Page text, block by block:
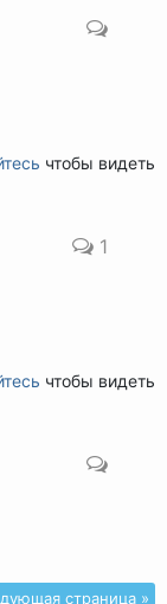
чтобы видеть
1
чтобы видеть
страница »